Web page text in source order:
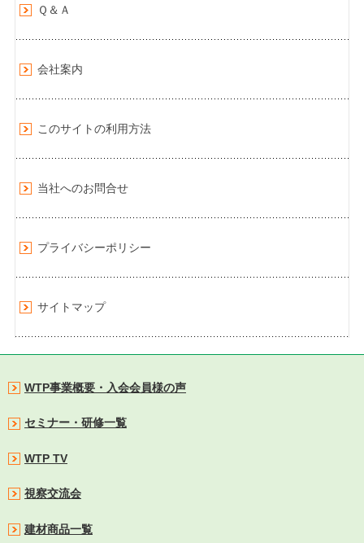
Ｑ＆Ａ
会社案内
このサイトの利用方法
当社へのお問合せ
プライバシーポリシー
サイトマップ
WTP事業概要・入会会員様の声
セミナー・研修一覧
WTP TV
視察交流会
建材商品一覧